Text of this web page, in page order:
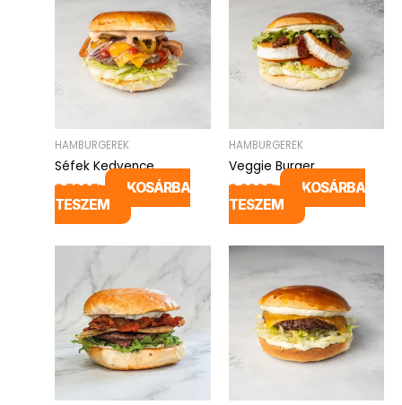
HAMBURGEREK
Séfek Kedvence
3.790Ft
KOSÁRBA
TESZEM
HAMBURGEREK
Veggie Burger
3.990Ft
KOSÁRBA
TESZEM